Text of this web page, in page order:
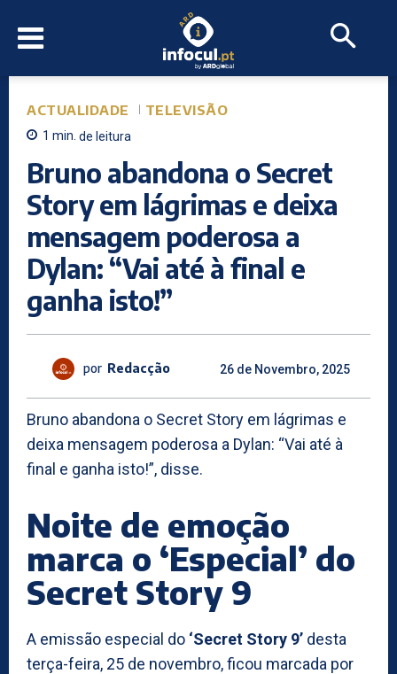
ACTUALIDADE TELEVISÃO
1 min. de leitura
Bruno abandona o Secret
Story em lágrimas e deixa
mensagem poderosa a
Dylan: “Vai até à final e
ganha isto!”
por Redacção 26 de Novembro, 2025
Bruno abandona o Secret Story em lágrimas e
deixa mensagem poderosa a Dylan: “Vai até à
final e ganha isto!”, disse.
Noite de emoção
marca o ‘Especial’ do
Secret Story 9
A emissão especial do ‘Secret Story 9’ desta
terça-feira, 25 de novembro, ficou marcada por